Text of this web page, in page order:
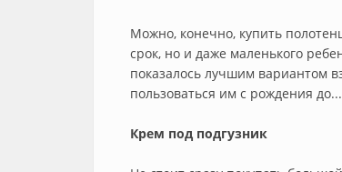
Можно, конечно, купить
срок, но и даже маленького
показалось лучшим вариантом
пользоваться им с рождения
Крем под подгузник